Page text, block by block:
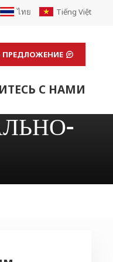
ไทย Tiếng Việt
ПРЕДЛОЖЕНИЕ
С НАМИ